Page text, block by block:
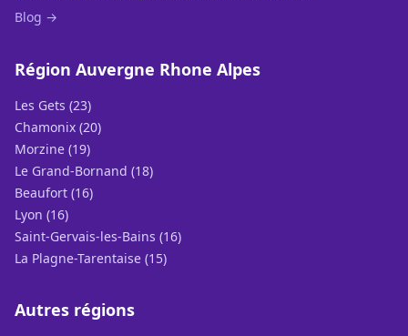
Blog →
Région Auvergne Rhone Alpes
Les Gets (23)
Chamonix (20)
Morzine (19)
Le Grand-Bornand (18)
Beaufort (16)
Lyon (16)
Saint-Gervais-les-Bains (16)
La Plagne-Tarentaise (15)
Autres régions